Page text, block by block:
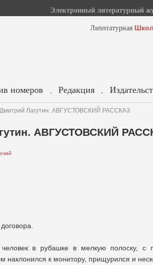
Электронный литературный
Лиterraтурная
номеров . Редакция .
Лагутин. АВГУСТОВСКИЙ РАССКАЗ
АВГУСТОВСКИЙ
в рубашке в мелкую полоску, с
наклонился к монитору, прищурился и